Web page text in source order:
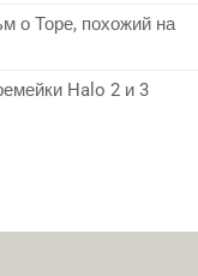
о Торе, похожий на
Halo 2 и 3